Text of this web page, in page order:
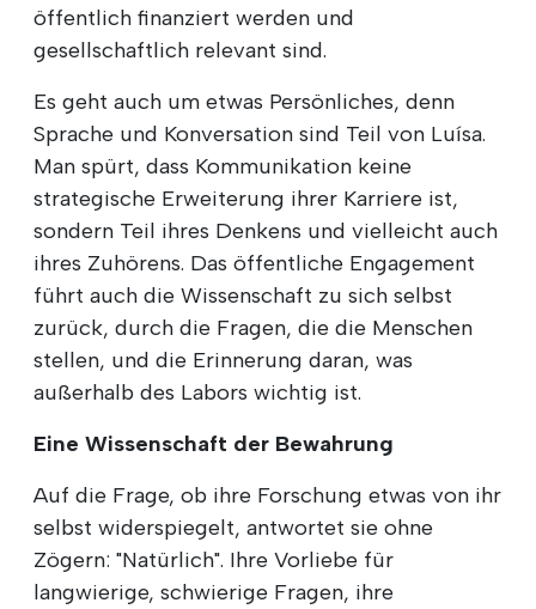
öffentlich finanziert werden und
gesellschaftlich relevant sind.
Es geht auch um etwas Persönliches, denn
Sprache und Konversation sind Teil von Luísa.
Man spürt, dass Kommunikation keine
strategische Erweiterung ihrer Karriere ist,
sondern Teil ihres Denkens und vielleicht auch
ihres Zuhörens. Das öffentliche Engagement
führt auch die Wissenschaft zu sich selbst
zurück, durch die Fragen, die die Menschen
stellen, und die Erinnerung daran, was
außerhalb des Labors wichtig ist.
Eine Wissenschaft der Bewahrung
Auf die Frage, ob ihre Forschung etwas von ihr
selbst widerspiegelt, antwortet sie ohne
Zögern: "Natürlich". Ihre Vorliebe für
langwierige, schwierige Fragen, ihre